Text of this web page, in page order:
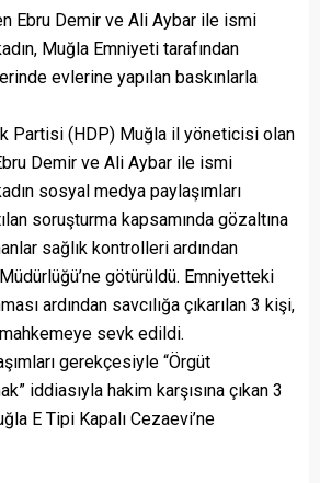
Ebru Demir ve Ali Aybar ile ismi
Muğla Emniyeti tarafından
evlerine yapılan baskınlarla
Partisi (HDP) Muğla il yöneticisi olan
Demir ve Ali Aybar ile ismi
sosyal medya paylaşımları
soruşturma kapsamında gözaltına
sağlık kontrolleri ardından
götürüldü. Emniyetteki
ardından savcılığa çıkarılan 3 kişi,
sevk edildi.
gerekçesiyle “Örgüt
iddiasıyla hakim karşısına çıkan 3
E Tipi Kapalı Cezaevi’ne